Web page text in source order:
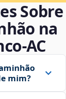
Sobre
na
mim?